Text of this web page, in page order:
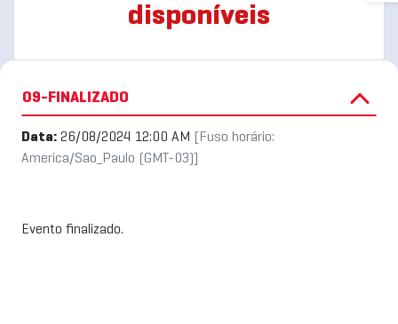
disponíveis
09-FINALIZADO
Data: 26/08/2024 12:00 AM
[Fuso horário:
America/Sao_Paulo (GMT-03)]
Evento finalizado.